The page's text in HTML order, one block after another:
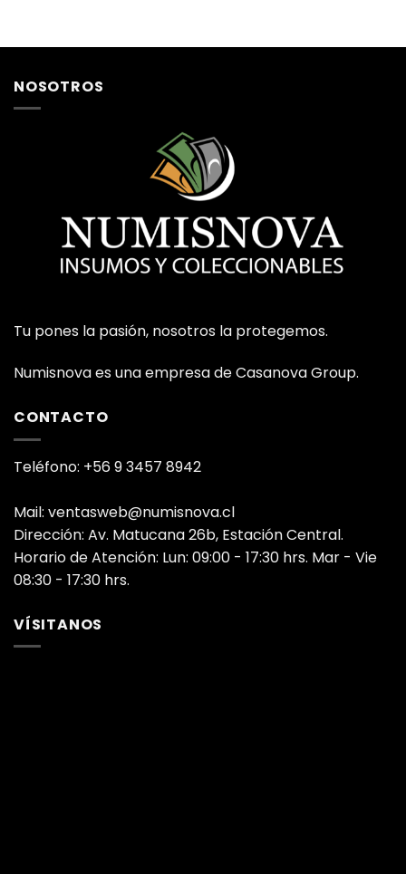
NOSOTROS
Tu pones la pasión, nosotros la protegemos.
Numisnova es una empresa de Casanova Group.
CONTACTO
Teléfono: +56 9 3457 8942
Mail: ventasweb@numisnova.cl
Dirección: Av. Matucana 26b, Estación Central.
Horario de Atención: Lun: 09:00 - 17:30 hrs. Mar - Vie
08:30 - 17:30 hrs.
VÍSITANOS